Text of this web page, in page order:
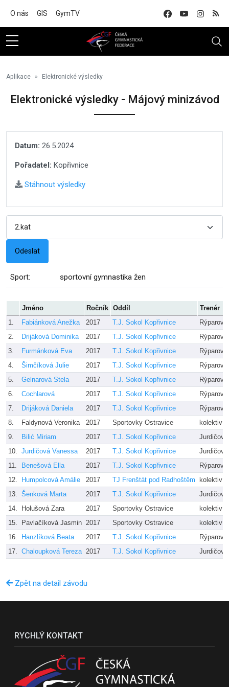
O nás GIS GymTV
Aplikace Elektronické výsledky
Elektronické výsledky - Májový minizávod
Datum: 26.5.2024
Pořadatel: Kopřivnice
Stáhnout výsledky
Sport: sportovní gymnastika žen
Jméno Ročník Oddíl
Trenér
1.
Fabiánková Anežka 2017 T.J. Sokol Kopřivnice
2.
Drijáková Dominika 2017 T.J. Sokol Kopřivnice
3.
Furmánková Eva 2017 T.J. Sokol Kopřivnice
4.
Šimčíková Julie 2017 T.J. Sokol Kopřivnice
5.
Gelnarová Stela 2017 T.J. Sokol Kopřivnice
6.
Cochlarová 2017 T.J. Sokol Kopřivnice
7.
Drijáková Daniela 2017 T.J. Sokol Kopřivnice
8.
Faldynová Veronika 2017 Sportovky Ostravice
kolektiv
9.
Bilić Miriam 2017 T.J. Sokol Kopřivnice
Jurdičová
10. Jurdičová Vanessa 2017 T.J. Sokol Kopřivnice
Jurdičová
11.
Benešová Ella 2017 T.J. Sokol Kopřivnice
12.
Humpolcová Amálie 2017 TJ Frenštát pod Radhoštěm
kolektiv
13. Šenková Marta 2017 T.J. Sokol Kopřivnice
Jurdičová
14.
Holušová Zara 2017 Sportovky Ostravice
kolektiv
15.
Pavlačíková Jasmin 2017 Sportovky Ostravice
kolektiv
16.
Hanzlíková Beata 2017 T.J. Sokol Kopřivnice
17. Chaloupková Tereza 2017 T.J. Sokol Kopřivnice Jurdičová
Zpět na detail závodu
RYCHLÝ KONTAKT